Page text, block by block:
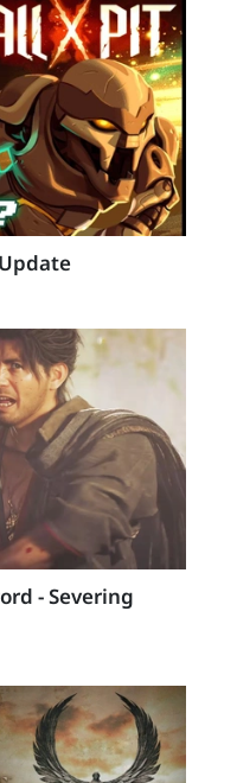
- Severing